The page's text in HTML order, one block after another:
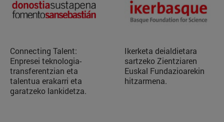
Connecting Talent:
Enpresei teknologia-
transferentzian eta
talentua erakarri eta
garatzeko lankidetza.
Ikerketa deialdietara
sartzeko Zientziaren
Euskal Fundazioarekin
hitzarmena.